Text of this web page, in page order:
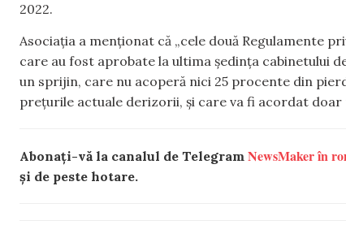
2022.
Asociația a menționat că „cele două Regulamente
care au fost aprobate la ultima ședința cabinetului
un sprijin, care nu acoperă nici 25 procente din
prețurile actuale derizorii, și care va fi acordat
Abonați-vă la canalul de Telegram NewsMaker în
și de peste hotare.